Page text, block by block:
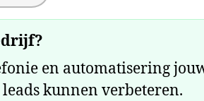
en automatisering
kunnen verbeteren.